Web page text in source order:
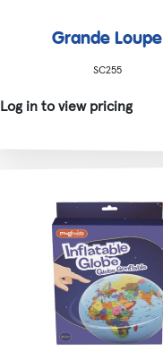
Grande Loupe
SC255
Log in to view pricing